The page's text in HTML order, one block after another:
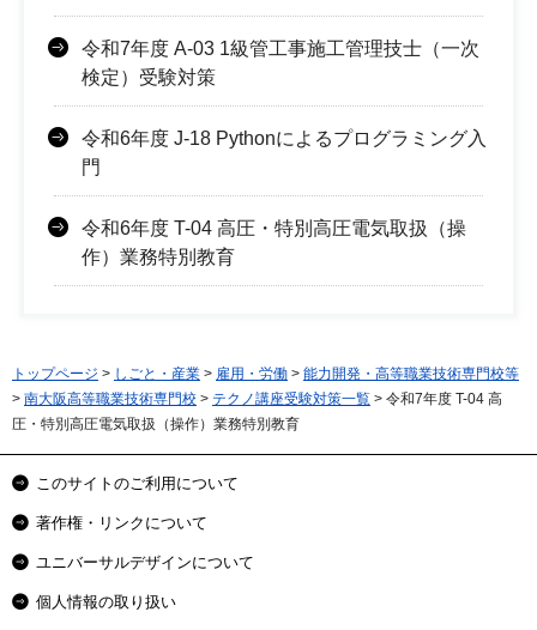
令和7年度 A-03 1級管工事施工管理技士（一次
検定）受験対策
令和6年度 J-18 Pythonによるプログラミング入
門
令和6年度 T-04 高圧・特別高圧電気取扱（操
作）業務特別教育
トップページ > しごと・産業 > 雇用・労働 > 能力開発・高等職業技術専門校等
> 南大阪高等職業技術専門校 > テクノ講座受験対策一覧 > 令和7年度 T-04 高
圧・特別高圧電気取扱（操作）業務特別教育
このサイトのご利用について
著作権・リンクについて
ユニバーサルデザインについて
個人情報の取り扱い